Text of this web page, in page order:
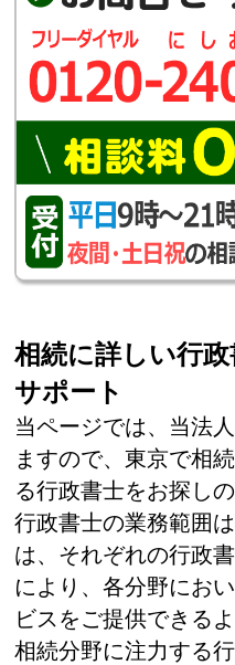
相続に詳しい行
サポート
当ページでは、当法
ますので、東京で相
る行政書士をお探し
行政書士の業務範囲
は、それぞれの行政
により、各分野にお
ビスをご提供できる
相続分野に注力する